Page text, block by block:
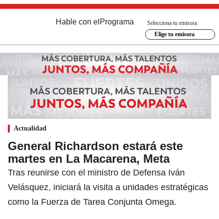
Hable con el Programa
Selecciona tu emisora
Elige tu emisora
Actualidad
General Richardson estará este
martes en La Macarena, Meta
Tras reunirse con el ministro de Defensa Iván
Velásquez, iniciará la visita a unidades estratégicas
como la Fuerza de Tarea Conjunta Omega.